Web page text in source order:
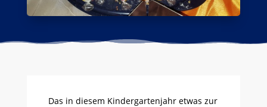
Das in diesem Kindergartenjahr etwas zur